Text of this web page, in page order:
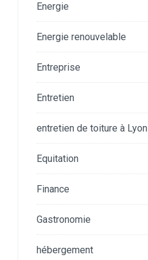
Energie
Energie renouvelable
Entreprise
Entretien
entretien de toiture à Lyon
Equitation
Finance
Gastronomie
hébergement